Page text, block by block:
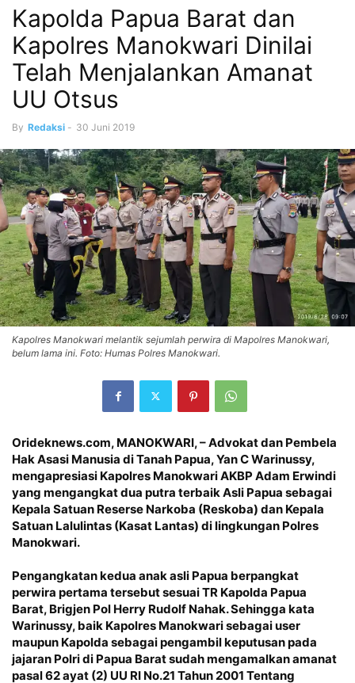
Kapolda Papua Barat dan
Kapolres Manokwari Dinilai
Telah Menjalankan Amanat
UU Otsus
By Redaksi - 30 Juni 2019
Kapolres Manokwari melantik sejumlah perwira di Mapolres Manokwari,
belum lama ini. Foto: Humas Polres Manokwari.
Orideknews.com, MANOKWARI, – Advokat dan Pembela
Hak Asasi Manusia di Tanah Papua, Yan C Warinussy,
mengapresiasi Kapolres Manokwari AKBP Adam Erwindi
yang mengangkat dua putra terbaik Asli Papua sebagai
Kepala Satuan Reserse Narkoba (Reskoba) dan Kepala
Satuan Lalulintas (Kasat Lantas) di lingkungan Polres
Manokwari.
Pengangkatan kedua anak asli Papua berpangkat
perwira pertama tersebut sesuai TR Kapolda Papua
Barat, Brigjen Pol Herry Rudolf Nahak. Sehingga kata
Warinussy, baik Kapolres Manokwari sebagai user
maupun Kapolda sebagai pengambil keputusan pada
jajaran Polri di Papua Barat sudah mengamalkan amanat
pasal 62 ayat (2) UU RI No.21 Tahun 2001 Tentang